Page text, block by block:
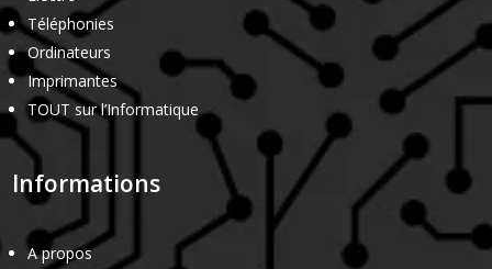
Téléphonies
Ordinateurs
Imprimantes
TOUT sur l’Informatique
Informations
A propos